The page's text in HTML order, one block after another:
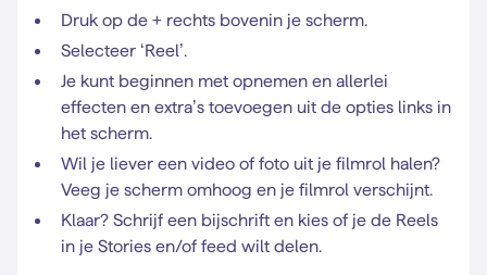
Druk op de + rechts bovenin je scherm.
Selecteer ‘Reel’.
Je kunt beginnen met opnemen en allerlei
effecten en extra’s toevoegen uit de opties links in
het scherm.
Wil je liever een video of foto uit je filmrol halen?
Veeg je scherm omhoog en je filmrol verschijnt.
Klaar? Schrijf een bijschrift en kies of je de Reels
in je Stories en/of feed wilt delen.